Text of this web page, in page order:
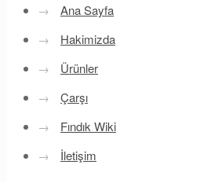
→
Ana Sayfa
→
Hakimizda
→
Ürünler
→
Çarşı
→
Fındık Wiki
→
İletişim